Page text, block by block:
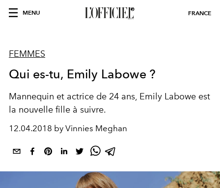
MENU FRANCE
FEMMES
Qui es-tu, Emily Labowe ?
Mannequin et actrice de 24 ans, Emily Labowe est
la nouvelle fille à suivre.
12.04.2018 by Vinnies Meghan